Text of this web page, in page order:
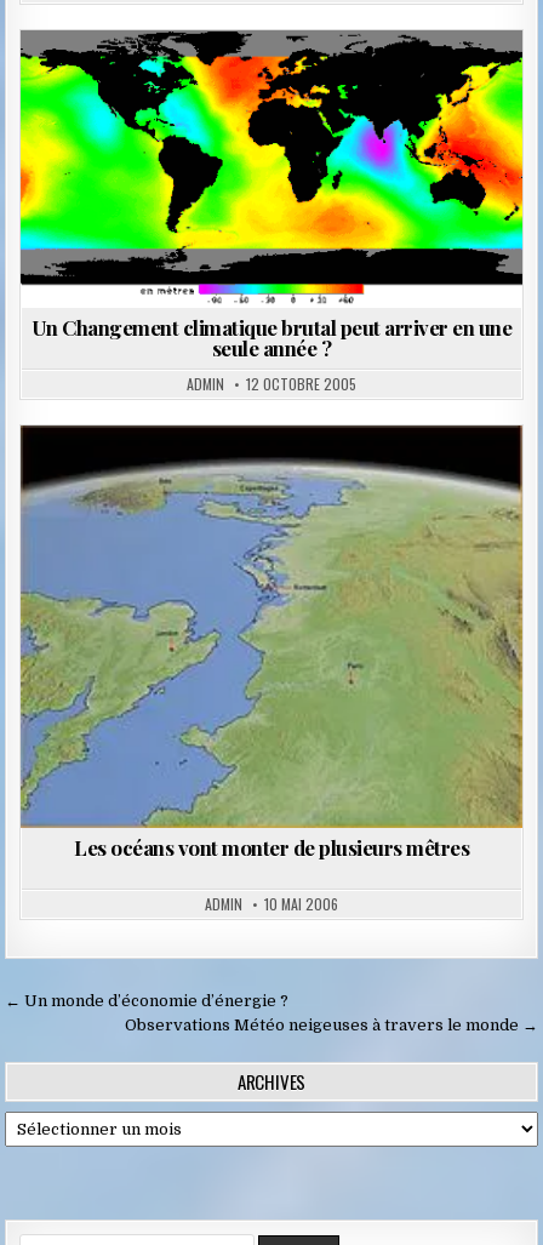
Posted
in
Un Changement climatique brutal peut arriver en une
seule année ?
ADMIN 12 OCTOBRE 2005
Posted
in
Les océans vont monter de plusieurs mêtres
ADMIN 10 MAI 2006
Navigation
l’article
← Un monde d’économie d’énergie ?
Observations Météo neigeuses à travers le monde →
ARCHIVES
Archives